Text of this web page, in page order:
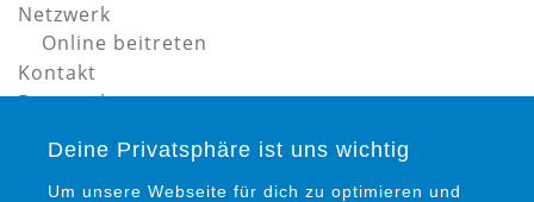
Netzwerk
Online beitreten
Kontakt
Datenschutz
Deine Privatsphäre ist uns wichtig
Um unsere Webseite für dich zu optimieren und